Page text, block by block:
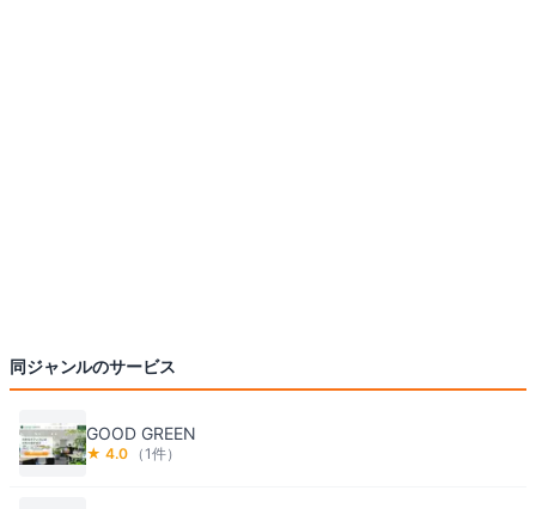
同ジャンルのサービス
GOOD GREEN
★ 4.0 （1件）